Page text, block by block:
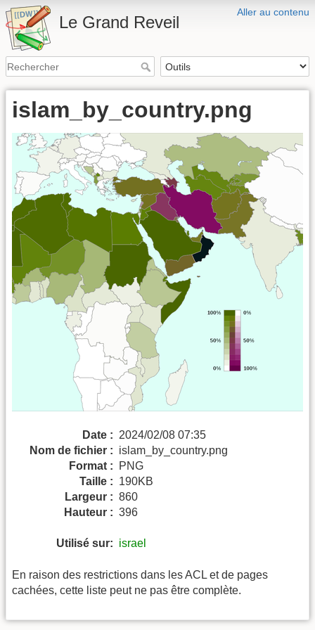
Aller au contenu
Le Grand Reveil
islam_by_country.png
Date : 2024/02/08 07:35
Nom de fichier : islam_by_country.png
Format :
PNG
Taille : 190KB
Largeur : 860
Hauteur : 396
Utilisé sur: israel
En raison des restrictions dans les ACL et de pages
cachées, cette liste peut ne pas être complète.